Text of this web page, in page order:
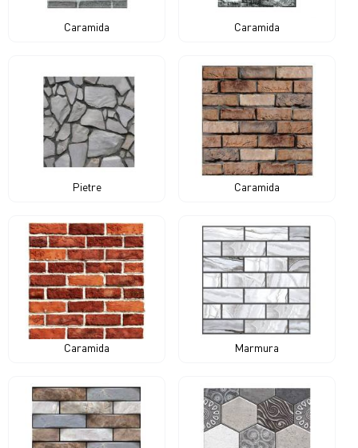
Caramida Caramida
Pietre Caramida
Caramida Marmura